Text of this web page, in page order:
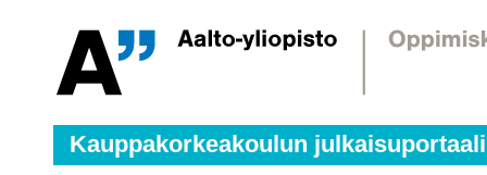
Kauppakorkeakoulun julkaisuportaali